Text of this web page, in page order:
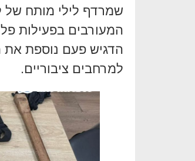
שמרדף לילי מותח של
המעורבים בפעילות
הדגיש פעם נוספת את
למרחבים ציבוריים.